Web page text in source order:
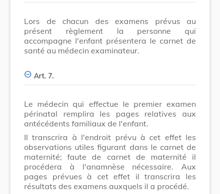
Lors de chacun des examens prévus au
présent règlement la personne qui
accompagne l'enfant présentera le carnet de
santé au médecin examinateur.
Art. 7.
Le médecin qui effectue le premier examen
périnatal remplira les pages relatives aux
antécédents familiaux de l'enfant.
Il transcrira à l'endroit prévu à cet effet les
observations utiles figurant dans le carnet de
maternité; faute de carnet de maternité il
procédera à l'anamnèse nécessaire. Aux
pages prévues à cet effet il transcrira les
résultats des examens auxquels il a procédé.